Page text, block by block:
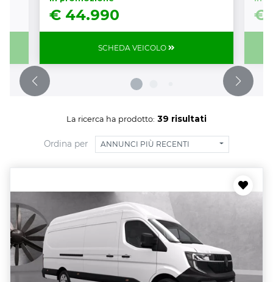
€ 44.990
SCHEDA VEICOLO
€
La ricerca ha prodotto: 39 risultati
Ordina per ANNUNCI PIÙ RECENTI